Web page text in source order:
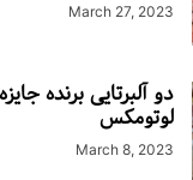
March 27, 2023
لوتومکس
March 8, 2023